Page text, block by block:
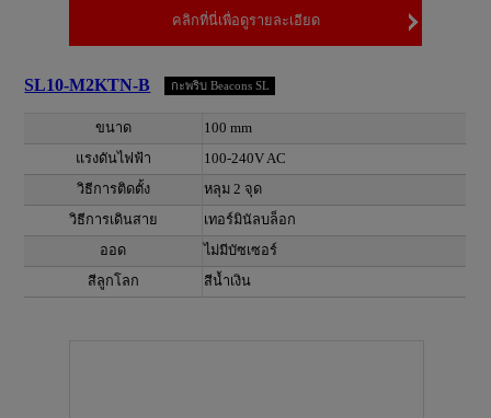
คลิกที่นี่เพื่อดูรายละเอียด
SL10-M2KTN-B กะพริบ Beacons SL
ขนาด
100 mm
แรงดันไฟฟ้า
100-240V AC
วิธีการติดตั้ง
หลุม 2 จุด
วิธีการเดินสาย
เทอร์มินัลบล็อก
ออด
ไม่มีบัซเซอร์
สีลูกโลก
สีน้ำเงิน